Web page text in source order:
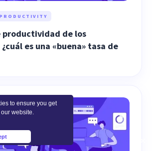
to ensure you get
website.
productividad de los
es una «buena» tasa de